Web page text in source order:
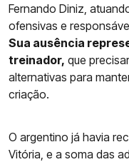
Fernando Diniz,
ofensivas e
Sua ausência
treinador, que
alternativas para
criação.
O argentino já havia
Vitória, e a soma das